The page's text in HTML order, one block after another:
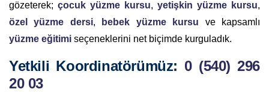
gözeterek; çocuk yüzme kursu, yetişkin yüzme kursu,
özel yüzme dersi, bebek yüzme kursu ve kapsamlı
yüzme eğitimi seçeneklerini net biçimde kurguladık.
Yetkili Koordinatörümüz: 0 (540) 296
20 03